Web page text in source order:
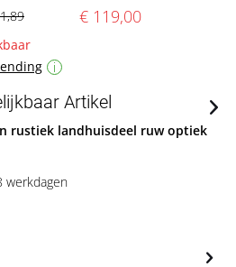
€ 119,00
i
Artikel
rustiek landhuisdeel ruw optiek
werkdagen